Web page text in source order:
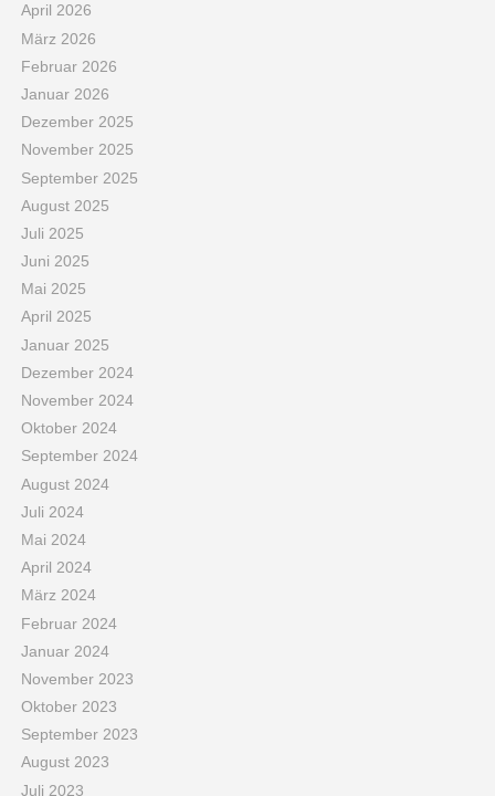
April 2026
März 2026
Februar 2026
Januar 2026
Dezember 2025
November 2025
September 2025
August 2025
Juli 2025
Juni 2025
Mai 2025
April 2025
Januar 2025
Dezember 2024
November 2024
Oktober 2024
September 2024
August 2024
Juli 2024
Mai 2024
April 2024
März 2024
Februar 2024
Januar 2024
November 2023
Oktober 2023
September 2023
August 2023
Juli 2023